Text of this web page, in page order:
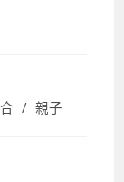
/ 親子